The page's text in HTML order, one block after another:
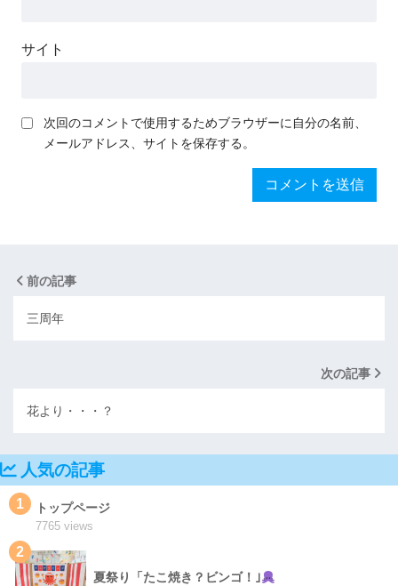
サイト
次回のコメントで使用するためブラウザーに自分の名前、
メールアドレス、サイトを保存する。
前の記事
三周年
次の記事
花より・・・？
人気の記事
1 トップページ
7765 views
2
夏祭り「たこ焼き？ビンゴ！｣